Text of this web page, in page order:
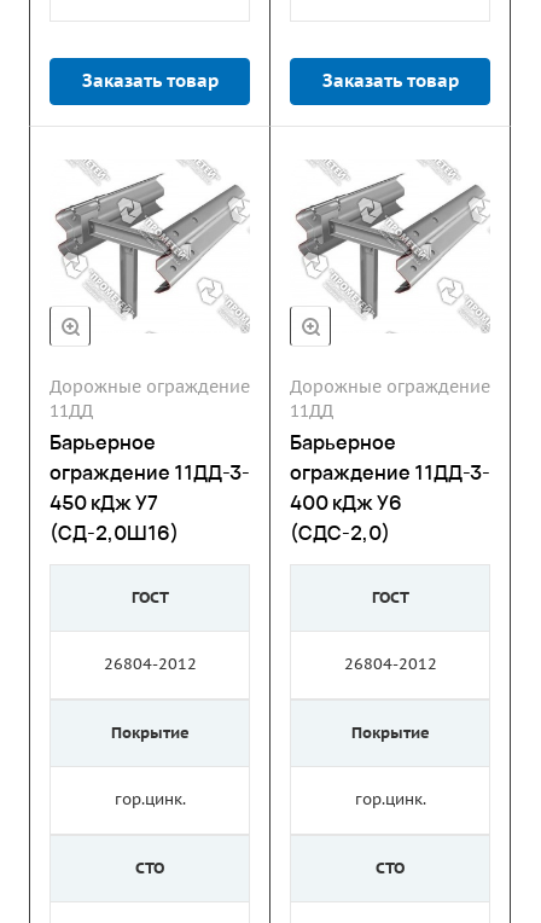
Заказать товар Заказать товар
Дорожные ограждение
11ДД
Барьерное
ограждение 11ДД-3-
450 кДж У7
(СД-2,0Ш16)
ГОСТ
26804-2012
Покрытие
гор.цинк.
СТО
Дорожные ограждение
11ДД
Барьерное
ограждение 11ДД-3-
400 кДж У6
(СДС-2,0)
ГОСТ
26804-2012
Покрытие
гор.цинк.
СТО